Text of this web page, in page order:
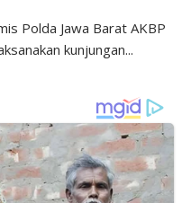
Polda Jawa Barat AKBP
kunjungan...